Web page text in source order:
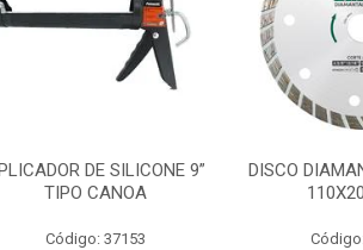
DE SILICONE 9”
TIPO CANOA
Código: 37153
DISCO